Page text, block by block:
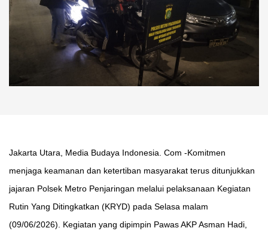
Jakarta Utara, Media Budaya Indonesia. Com -Komitmen
menjaga keamanan dan ketertiban masyarakat terus ditunjukkan
jajaran Polsek Metro Penjaringan melalui pelaksanaan Kegiatan
Rutin Yang Ditingkatkan (KRYD) pada Selasa malam
(09/06/2026). Kegiatan yang dipimpin Pawas AKP Asman Hadi,